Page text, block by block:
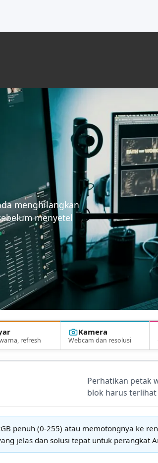
menghilangkan
menyetel
refresh
Kamera
Webcam dan resolusi
Perhatikan petak
blok harus
penuh (0-255) atau memotongnya ke
jelas dan solusi tepat untuk perangkat